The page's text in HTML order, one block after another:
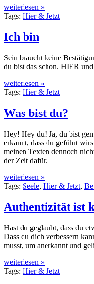
weiterlesen »
Tags: Hier & Jetzt
Ich bin
Sein braucht keine
du bist das schon. HIER
weiterlesen »
Tags: Hier & Jetzt
Was bist du?
Hey! Hey du! Ja, du bist
erkannt, dass du geführt
meinen Texten dennoch
der Zeit dafür.
weiterlesen »
Tags: Seele, Hier & Jetzt,
Authentizität ist
Hast du geglaubt, dass du
Dass du dich verbessern
musst, um anerkannt und
weiterlesen »
Tags: Hier & Jetzt